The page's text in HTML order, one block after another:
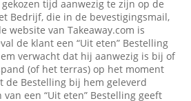
tijd aanwezig te zijn op de
Bedrijf, die in de bevestigingsmail,
website van Takeaway.com is
de klant een “Uit eten” Bestelling
verwacht dat hij aanwezig is bij of
(of het terras) op het moment
de Bestelling bij hem geleverd
een “Uit eten” Bestelling geeft